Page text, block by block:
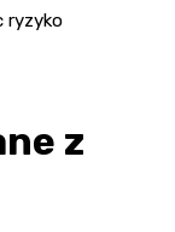
ryzyko
z